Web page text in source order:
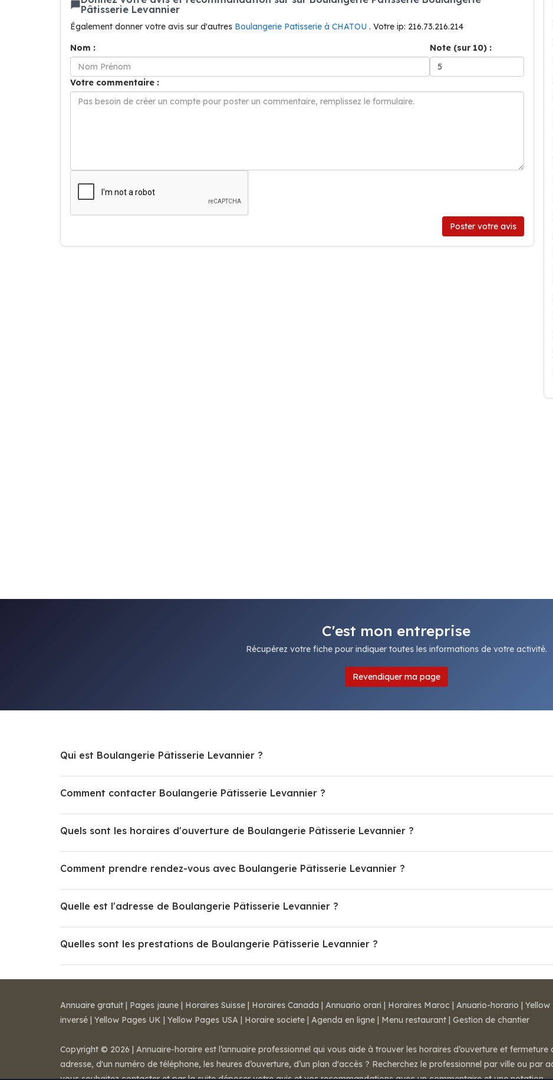
Pâtisserie Levannier
Également donner votre avis sur d'autres Boulangerie Patisserie à CHATOU . Votre ip: 216.73.216.214
Nom :
Note (sur 10) :
Votre commentaire :
Poster votre avis
C'est mon entreprise
Récupérez votre fiche pour indiquer toutes les informations de votre activité.
Revendiquer ma page
Qui est Boulangerie Pâtisserie Levannier ?
Comment contacter Boulangerie Pâtisserie Levannier ?
Quels sont les horaires d'ouverture de Boulangerie Pâtisserie Levannier ?
Comment prendre rendez-vous avec Boulangerie Pâtisserie Levannier ?
Quelle est l'adresse de Boulangerie Pâtisserie Levannier ?
Quelles sont les prestations de Boulangerie Pâtisserie Levannier ?
Annuaire gratuit | Pages jaune | Horaires Suisse | Horaires Canada | Annuario orari | Horaires Maroc | Anuario-horario | Yellow
inversé | Yellow Pages UK | Yellow Pages USA | Horaire societe | Agenda en ligne | Menu restaurant | Gestion de chantier
Copyright © 2026 | Annuaire-horaire est l’annuaire professionnel qui vous aide à trouver les horaires d’ouverture et
adresse, d'un numéro de téléphone, les heures d’ouverture, d’un plan d'accès ? Recherchez le professionnel par ville ou par